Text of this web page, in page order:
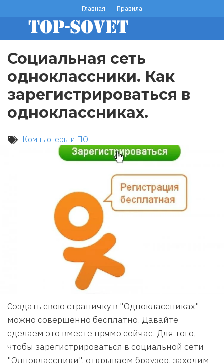
основному
содержанию
footer
menu
Главная Правила
Социальная сеть
одноклассники. Как
зарегистрироваться в
одноклассниках.
Компьютеры и ПО
Создать свою страничку в "Одноклассниках"
можно совершенно бесплатно. Давайте
сделаем это вместе прямо сейчас. Для того,
чтобы зарегистрироваться в социальной сети
"Одноклассники", открываем браузер, заходим